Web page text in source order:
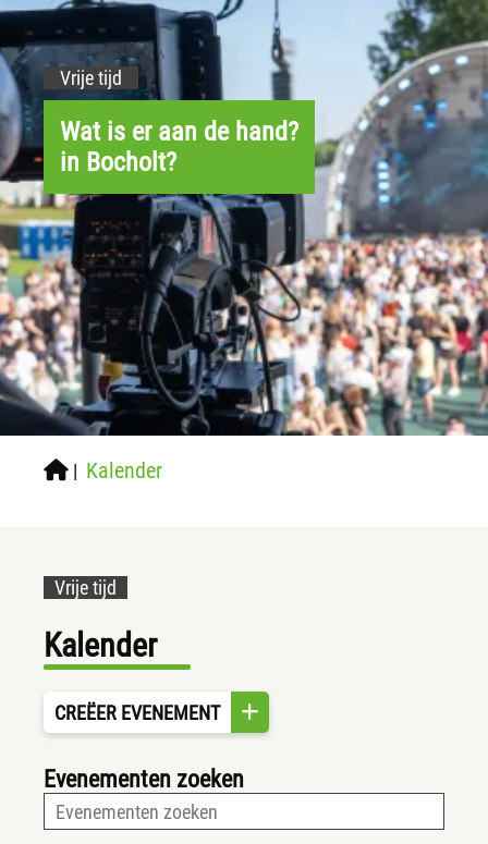
Vrije tijd
Wat is er aan de hand?
in Bocholt?
| Kalender
Vrije tijd
Kalender
CREËER EVENEMENT
Evenementen zoeken